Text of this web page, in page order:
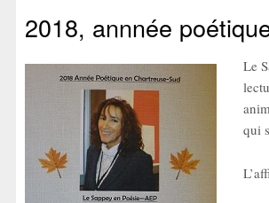
2018, annnée
Le
qui